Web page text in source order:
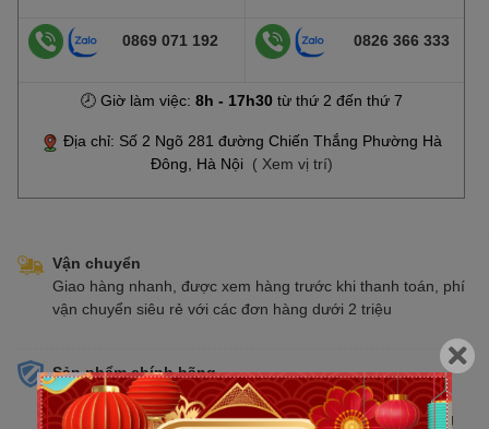
0869 071 192 0826 366 333
🕗 Giờ làm việc: 8h - 17h30từ thứ 2 đến thứ 7
Địa chỉ: Số 2 Ngõ 281 đường Chiến Thắng Phường Hà
Đông, Hà Nội ( Xem vị trí)
Vận chuyển
Giao hàng nhanh, được xem hàng trước khi thanh toán, phí
vận chuyển siêu rẻ với các đơn hàng dưới 2 triệu
Sản phẩm chính hãng
Cam kết bán hàng chính hãng phân phối tại Việt Nam,
chúng tôi tự hào là đại lý chính thức của tất cả các thương